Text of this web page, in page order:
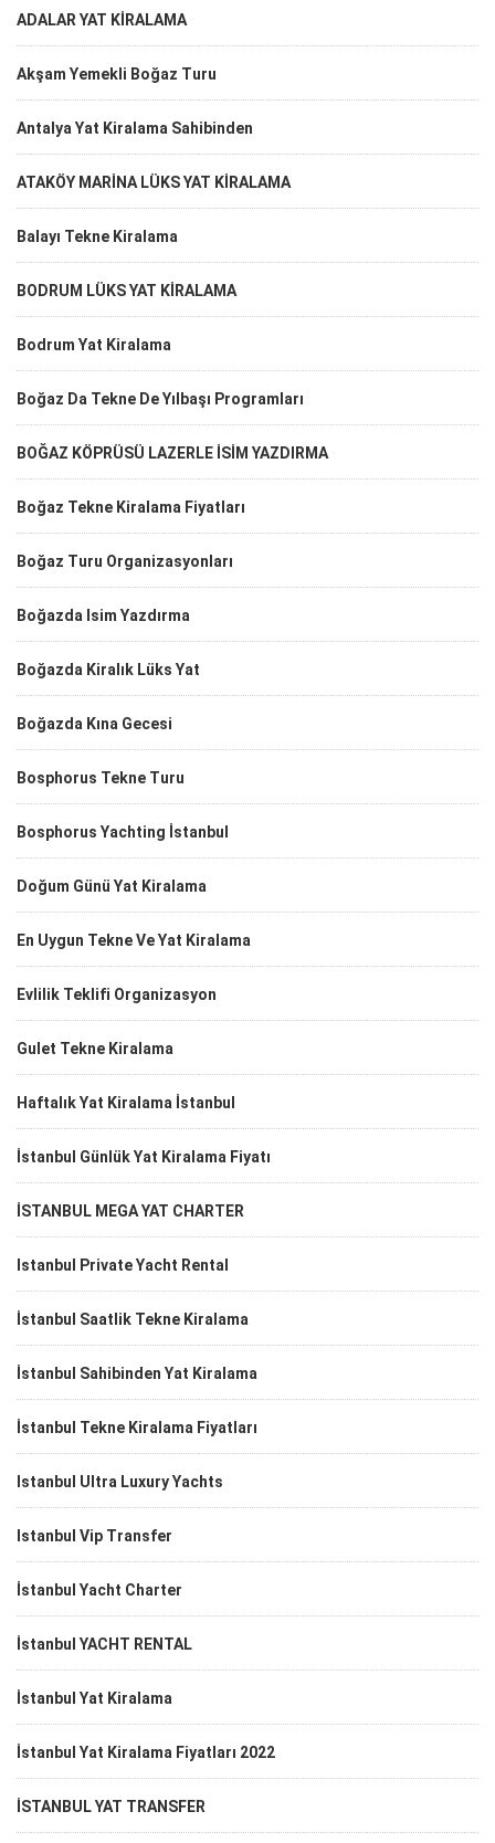
ADALAR YAT KİRALAMA
Akşam Yemekli Boğaz Turu
Antalya Yat Kiralama Sahibinden
ATAKÖY MARİNA LÜKS YAT KİRALAMA
Balayı Tekne Kiralama
BODRUM LÜKS YAT KİRALAMA
Bodrum Yat Kiralama
Boğaz Da Tekne De Yılbaşı Programları
BOĞAZ KÖPRÜSÜ LAZERLE İSİM YAZDIRMA
Boğaz Tekne Kiralama Fiyatları
Boğaz Turu Organizasyonları
Boğazda Isim Yazdırma
Boğazda Kiralık Lüks Yat
Boğazda Kına Gecesi
Bosphorus Tekne Turu
Bosphorus Yachting İstanbul
Doğum Günü Yat Kiralama
En Uygun Tekne Ve Yat Kiralama
Evlilik Teklifi Organizasyon
Gulet Tekne Kiralama
Haftalık Yat Kiralama İstanbul
İstanbul Günlük Yat Kiralama Fiyatı
İSTANBUL MEGA YAT CHARTER
Istanbul Private Yacht Rental
İstanbul Saatlik Tekne Kiralama
İstanbul Sahibinden Yat Kiralama
İstanbul Tekne Kiralama Fiyatları
Istanbul Ultra Luxury Yachts
Istanbul Vip Transfer
İstanbul Yacht Charter
İstanbul YACHT RENTAL
İstanbul Yat Kiralama
İstanbul Yat Kiralama Fiyatları 2022
İSTANBUL YAT TRANSFER